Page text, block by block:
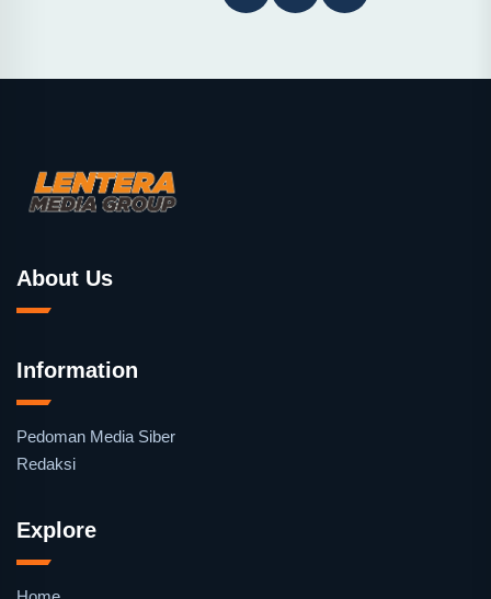
About Us
Information
Pedoman Media Siber
Redaksi
Explore